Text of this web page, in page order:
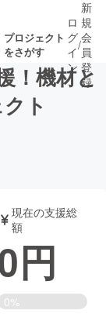
プロジェクト
をさがす
音楽
ゲーム・サ
書籍・雑誌
ロ
グ
イ
ン
/
新
規
会
員
登
録
！機材と
ト
現在の支援総
額
円
0%